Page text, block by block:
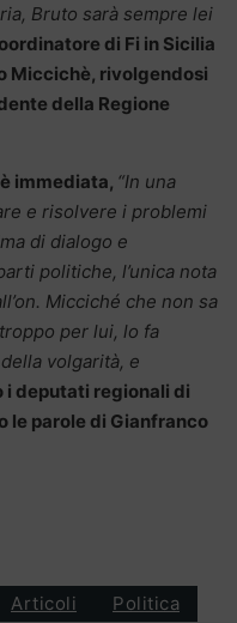
Bruto sarà sempre lei
di Fi in Sicilia
Miccichè, rivolgendosi
della Regione
immediata, “In una
e risolvere i problemi
di dialogo e
politiche, l’unica nota
Micciché che non sa
per lui, lo fa
volgarità, e
i deputati regionali di
le parole di Gianfranco
Articoli Politica